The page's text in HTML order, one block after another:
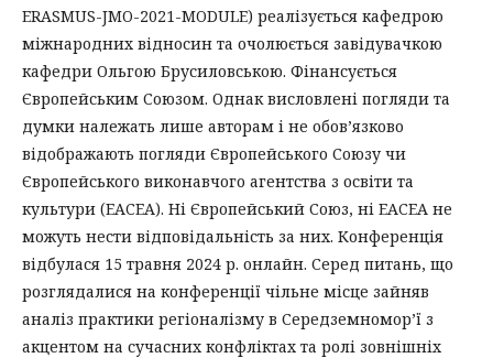
ERASMUS-JMO-2021-MODULE) реалізується кафедрою
міжнародних відносин та очолюється завідувачкою
кафедри Ольгою Брусиловською. Фінансується
Європейським Союзом. Однак висловлені погляди та
думки належать лише авторам і не обов’язково
відображають погляди Європейського Союзу чи
Європейського виконавчого агентства з освіти та
культури (EACEA). Ні Європейський Союз, ні EACEA не
можуть нести відповідальність за них. Конференція
відбулася 15 травня 2024 р. онлайн. Серед питань, що
розглядалися на конференції чільне місце зайняв
аналіз практики регіоналізму в Середземномор’ї з
акцентом на сучасних конфліктах та ролі зовнішніх